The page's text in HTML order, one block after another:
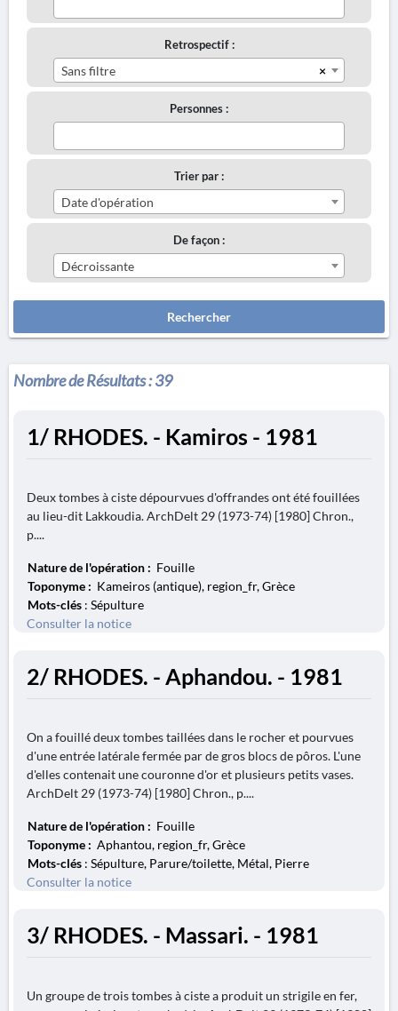
Retrospectif :
×
Sans filtre
Personnes :
Trier par :
Date d'opération
De façon :
Décroissante
Rechercher
Nombre de Résultats :39
1/ RHODES. - Kamiros - 1981
Deux tombes à ciste dépourvues d'offrandes ont été fouillées
au lieu-dit Lakkoudia. ArchDelt 29 (1973-74) [1980] Chron.,
p....
Nature de l'opération : Fouille
Toponyme : Kameiros (antique), region_fr, Grèce
Mots-clés : Sépulture
Consulter la notice
2/ RHODES. - Aphandou. - 1981
On a fouillé deux tombes taillées dans le rocher et pourvues
d'une entrée latérale fermée par de gros blocs de pôros. L'une
d'elles contenait une couronne d'or et plusieurs petits vases.
ArchDelt 29 (1973-74) [1980] Chron., p....
Nature de l'opération : Fouille
Toponyme : Aphantou, region_fr, Grèce
Mots-clés : Sépulture, Parure/toilette, Métal, Pierre
Consulter la notice
3/ RHODES. - Massari. - 1981
Un groupe de trois tombes à ciste a produit un strigile en fer,